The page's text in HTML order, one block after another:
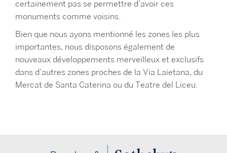
certainement pas se permettre d’avoir ces
monuments comme voisins.
Bien que nous ayons mentionné les zones les plus
importantes, nous disposons également de
nouveaux développements merveilleux et exclusifs
dans d’autres zones proches de la Via Laietana, du
Mercat de Santa Caterina ou du Teatre del Liceu.